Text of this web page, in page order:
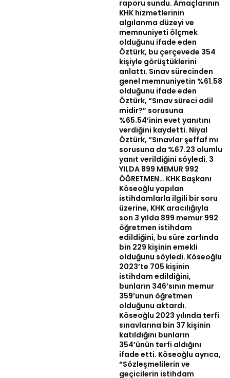
raporu sundu. Amaçlarının
KHK hizmetlerinin
algılanma düzeyi ve
memnuniyeti ölçmek
olduğunu ifade eden
Öztürk, bu çerçevede 354
kişiyle görüştüklerini
anlattı. Sınav sürecinden
genel memnuniyetin %61.58
olduğunu ifade eden
Öztürk, “Sınav süreci adil
midir?” sorusuna
%65.54’inin evet yanıtını
verdiğini kaydetti. Niyal
Öztürk, “Sınavlar şeffaf mı
sorusuna da %67.23 olumlu
yanıt verildiğini söyledi. 3
YILDA 899 MEMUR 992
ÖĞRETMEN… KHK Başkanı
Köseoğlu yapılan
istihdamlarla ilgili bir soru
üzerine, KHK aracılığıyla
son 3 yılda 899 memur 992
öğretmen istihdam
edildiğini, bu süre zarfında
bin 229 kişinin emekli
olduğunu söyledi. Köseoğlu
2023’te 705 kişinin
istihdam edildiğini,
bunların 346’sının memur
359’unun öğretmen
olduğunu aktardı.
Köseoğlu 2023 yılında terfi
sınavlarına bin 37 kişinin
katıldığını bunların
354’ünün terfi aldığını
ifade etti. Köseoğlu ayrıca,
“Sözleşmelilerin ve
geçicilerin istihdam